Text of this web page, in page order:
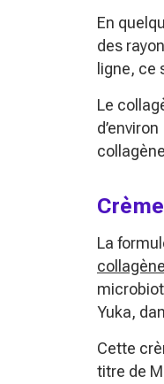
En
des
ligne, ce
Le
La
collagène
Yuka,
Cette
titre de